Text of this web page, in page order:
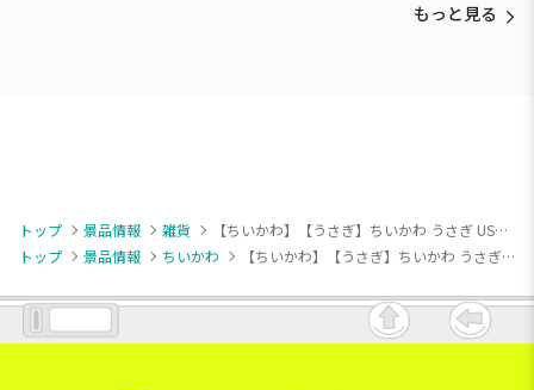
もっと見る
トップ 景品情報 雑貨
【ちいかわ】【うさぎ】ちいかわ うさぎ USBスタンドライト
トップ
景品情報 ちいかわ 【ちいかわ】【うさぎ】ちいかわ うさぎ USBスタンドライト